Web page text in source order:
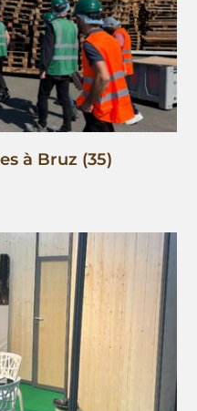
à Bruz (35)